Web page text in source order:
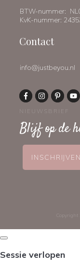
BTW-nummer:
KvK-nummer:
Contact
info@justbeyou.nl
NIEUWSBRIEF
Blijf op de
INSCHRIJVEN
Copyright
Dialoogvenster
Sessie verlopen